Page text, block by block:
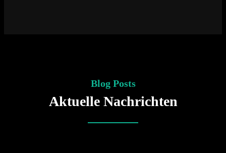
Blog Posts
Aktuelle Nachrichten